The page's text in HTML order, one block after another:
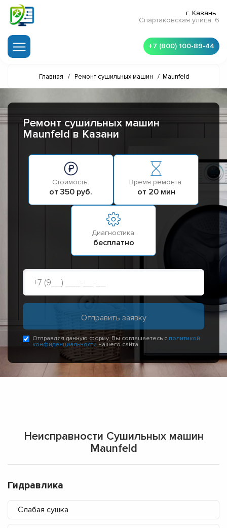
г. Казань
Спартаковская улица, 6
+7 (800) 100-89-44
Главная / Ремонт сушильных машин / Maunfeld
Ремонт сушильных машин
Maunfeld в Казани
Стоимость:
от 350 руб.
Время ремонта:
от 20 мин
Диагностика:
бесплатно
Отправляя данную форму, Вы соглашаетесь с политикой
конфиденциальности нашего сайта
Неисправности Сушильных машин
Maunfeld
Гидравлика
Слабая сушка